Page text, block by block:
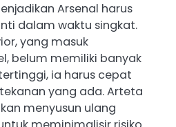
Arsenal harus
dalam waktu singkat.
yang masuk
belum memiliki banyak
ia harus cepat
yang ada. Arteta
menyusun ulang